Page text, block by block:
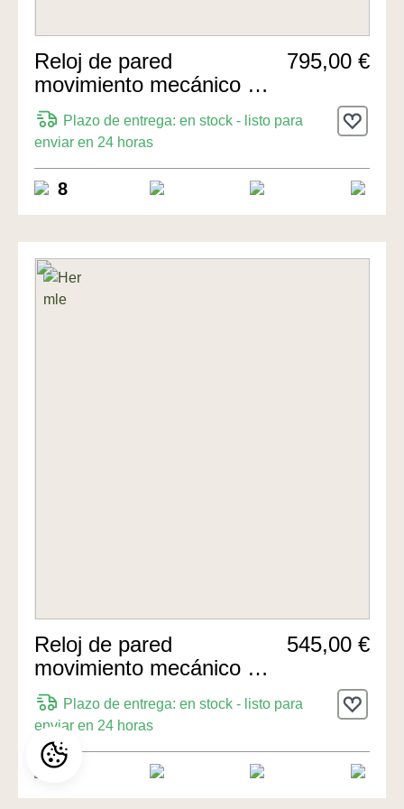
Reloj de pared
movimiento mecánico de
8 días 57cm de Hermle
Uhren
795,00 €
Plazo de entrega: en stock - listo para
enviar en 24 horas
8
Reloj de pared
movimiento mecánico de
8 días 67cm de Hermle
Uhren
545,00 €
Plazo de entrega: en stock - listo para
enviar en 24 horas
8